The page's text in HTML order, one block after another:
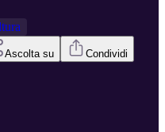
Ascolta su Condividi